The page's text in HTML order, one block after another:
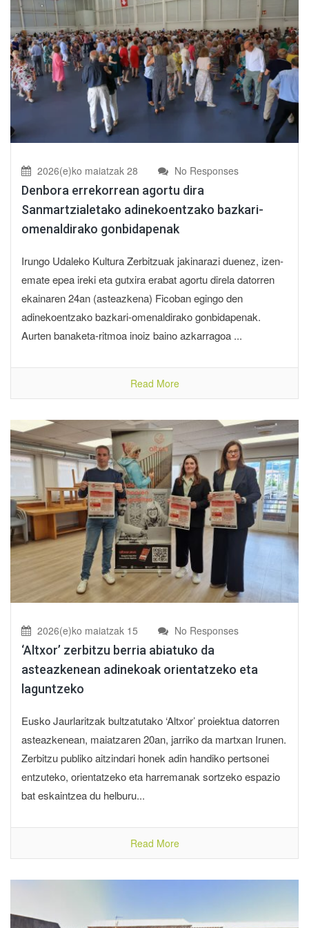
2026(e)ko maiatzak 28 No Responses
Denbora errekorrean agortu dira
Sanmartzialetako adinekoentzako bazkari-
omenaldirako gonbidapenak
Irungo Udaleko Kultura Zerbitzuak jakinarazi duenez, izen-
emate epea ireki eta gutxira erabat agortu direla datorren
ekainaren 24an (asteazkena) Ficoban egingo den
adinekoentzako bazkari-omenaldirako gonbidapenak.
Aurten banaketa-ritmoa inoiz baino azkarragoa ...
Read More
2026(e)ko maiatzak 15 No Responses
‘Altxor’ zerbitzu berria abiatuko da
asteazkenean adinekoak orientatzeko eta
laguntzeko
Eusko Jaurlaritzak bultzatutako ‘Altxor’ proiektua datorren
asteazkenean, maiatzaren 20an, jarriko da martxan Irunen.
Zerbitzu publiko aitzindari honek adin handiko pertsonei
entzuteko, orientatzeko eta harremanak sortzeko espazio
bat eskaintzea du helburu...
Read More